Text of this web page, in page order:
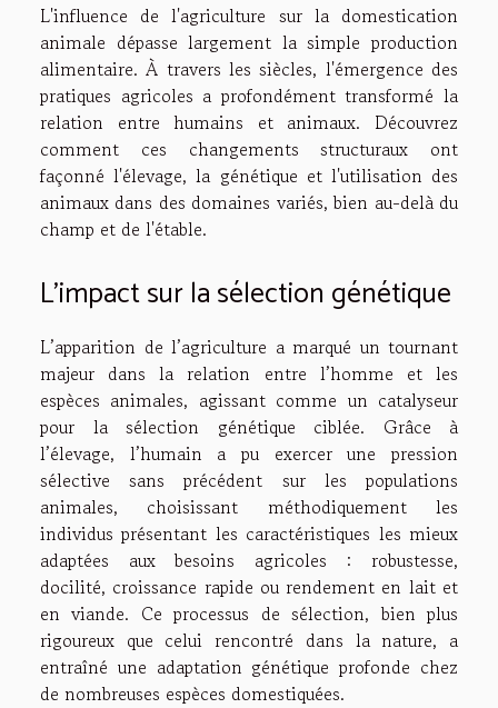
L'influence de l'agriculture sur la domestication
animale dépasse largement la simple production
alimentaire. À travers les siècles, l'émergence des
pratiques agricoles a profondément transformé la
relation entre humains et animaux. Découvrez
comment ces changements structuraux ont
façonné l'élevage, la génétique et l'utilisation des
animaux dans des domaines variés, bien au-delà du
champ et de l'étable.
L’impact sur la sélection génétique
L’apparition de l’agriculture a marqué un tournant
majeur dans la relation entre l’homme et les
espèces animales, agissant comme un catalyseur
pour la sélection génétique ciblée. Grâce à
l’élevage, l’humain a pu exercer une pression
sélective sans précédent sur les populations
animales, choisissant méthodiquement les
individus présentant les caractéristiques les mieux
adaptées aux besoins agricoles : robustesse,
docilité, croissance rapide ou rendement en lait et
en viande. Ce processus de sélection, bien plus
rigoureux que celui rencontré dans la nature, a
entraîné une adaptation génétique profonde chez
de nombreuses espèces domestiquées.